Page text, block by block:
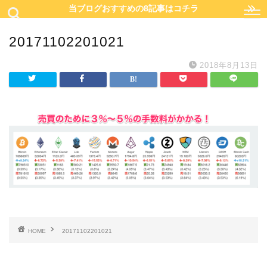
当ブログおすすめの8記事はコチラ
20171102201021
2018年8月13日
HOME 20171102201021